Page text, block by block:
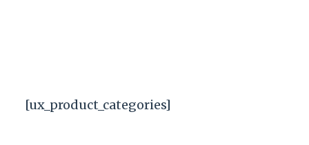
[ux_product_categories]